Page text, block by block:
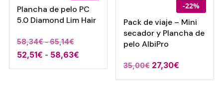
Plancha de pelo PC
5.0 Diamond Lim Hair
58,34€-65,14€Rango
de
precios:
52,51€ - 58,63€Rango
de
-22%
Pack de viaje – Mini
secador y Plancha de
pelo AlbiPro
35,00€ El
precio
27,30€
precio